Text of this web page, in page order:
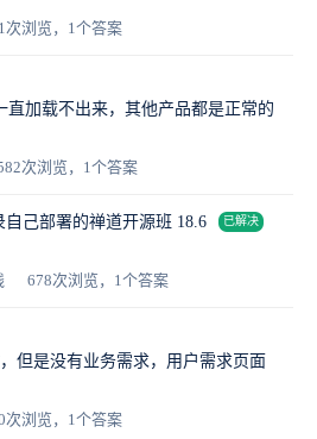
次浏览，1个答案
直加载不出来，其他产品都是正常的
次浏览，1个答案
自己部署的禅道开源班 18.6 已解决
678次浏览，1个答案
但是没有业务需求，用户需求页面
次浏览，1个答案